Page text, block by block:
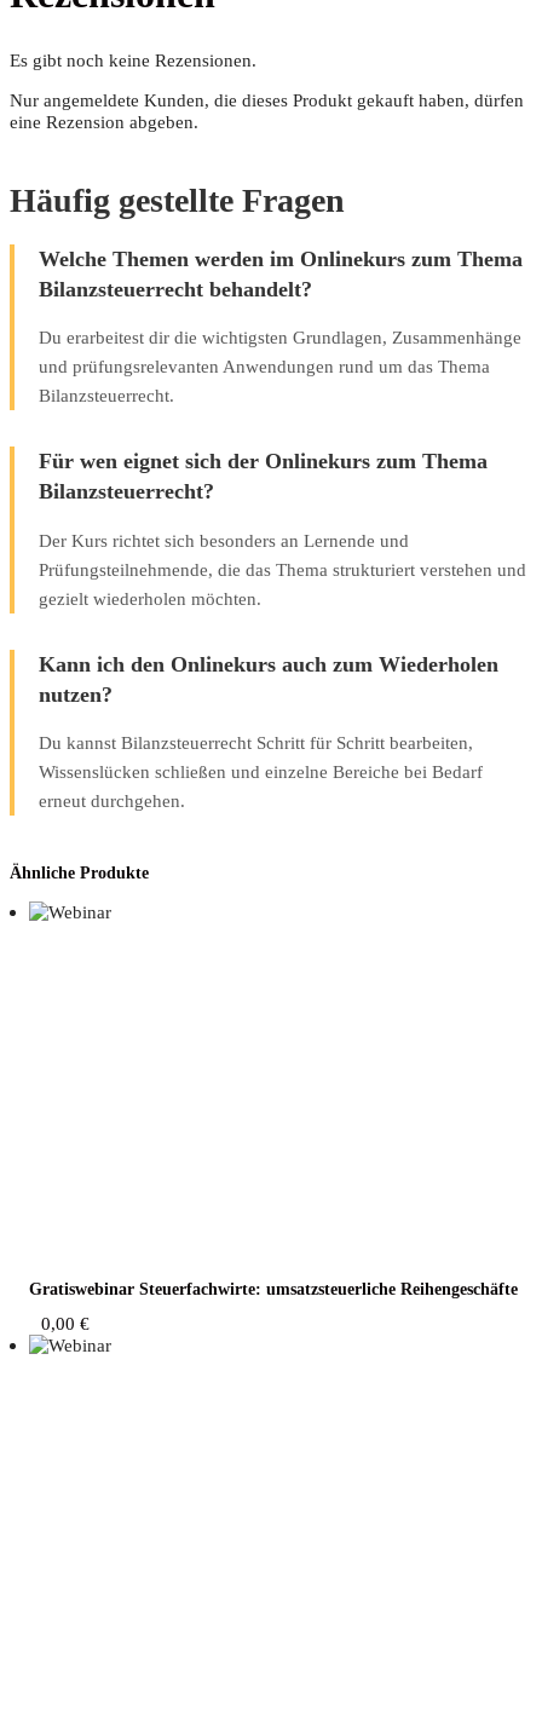
Es gibt noch keine Rezensionen.
Nur angemeldete Kunden, die dieses Produkt gekauft haben, dürfen
eine Rezension abgeben.
Häufig gestellte Fragen
Welche Themen werden im Onlinekurs zum Thema
Bilanzsteuerrecht behandelt?
Du erarbeitest dir die wichtigsten Grundlagen, Zusammenhänge
und prüfungsrelevanten Anwendungen rund um das Thema
Bilanzsteuerrecht.
Für wen eignet sich der Onlinekurs zum Thema
Bilanzsteuerrecht?
Der Kurs richtet sich besonders an Lernende und
Prüfungsteilnehmende, die das Thema strukturiert verstehen und
gezielt wiederholen möchten.
Kann ich den Onlinekurs auch zum Wiederholen
nutzen?
Du kannst Bilanzsteuerrecht Schritt für Schritt bearbeiten,
Wissenslücken schließen und einzelne Bereiche bei Bedarf
erneut durchgehen.
Ähnliche Produkte
Gra­tis­web­i­nar Steu­er­fach­wir­te: umsatz­steu­er­li­che Reihengeschäfte
0,00 €